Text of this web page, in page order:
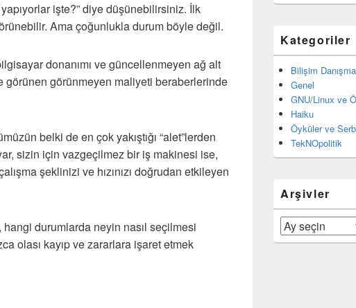
işte?” diye düşünebilirsiniz. İlk
Ama çoğunlukla durum böyle değil.
donanımı ve güncellenmeyen ağ alt
görünen görünmeyen maliyeti beraberlerinde
belki de en çok yakıştığı “alet”lerden
sizin için vazgeçilmez bir iş makinesi ise,
şeklinizi ve hızınızı doğrudan etkileyen
durumlarda neyin nasıl seçilmesi
olası kayıp ve zararlara işaret etmek
Kategoriler
Bilişim
Genel
GNU/Linux ve
Haiku
Öyküler ve
TekNOpolitik
Arşivler
Arşivler